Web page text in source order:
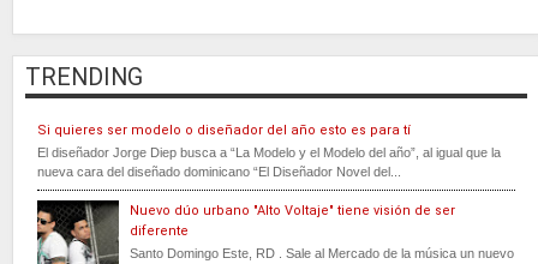
TRENDING
Si quieres ser modelo o diseñador del año esto es para tí
El diseñador Jorge Diep busca a “La Modelo y el Modelo del año”, al igual que la
nueva cara del diseñado dominicano “El Diseñador Novel del...
Nuevo dúo urbano "Alto Voltaje" tiene visión de ser
diferente
Santo Domingo Este, RD . Sale al Mercado de la música un nuevo